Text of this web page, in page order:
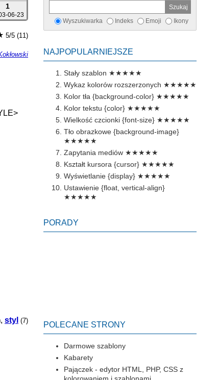
Wyszukiwarka Indeks Emoji Ikony
NAJPOPULARNIEJSZE
Stały szablon ★★★★★
Wykaz kolorów rozszerzonych ★★★★★
Kolor tła {background-color} ★★★★★
Kolor tekstu {color} ★★★★★
Wielkość czcionki {font-size} ★★★★★
Tło obrazkowe {background-image}
★★★★★
Zapytania mediów ★★★★★
Kształt kursora {cursor} ★★★★★
Wyświetlanie {display} ★★★★★
Ustawienie {float, vertical-align}
★★★★★
PORADY
POLECANE STRONY
Darmowe szablony
Kabarety
Pajączek - edytor HTML, PHP, CSS z
1
06-23
5/5 (11)
, styl (7)